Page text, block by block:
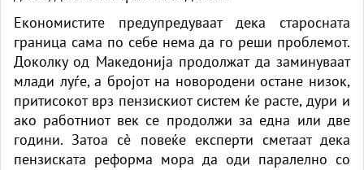
Економистите предупредуваат дека старосната
граница сама по себе нема да го реши проблемот.
Доколку од Македонија продолжат да заминуваат
млади луѓе, а бројот на новородени остане низок,
притисокот врз пензискиот систем ќе расте, дури и
ако работниот век се продолжи за една или две
години. Затоа сè повеќе експерти сметаат дека
пензиската реформа мора да оди паралелно со